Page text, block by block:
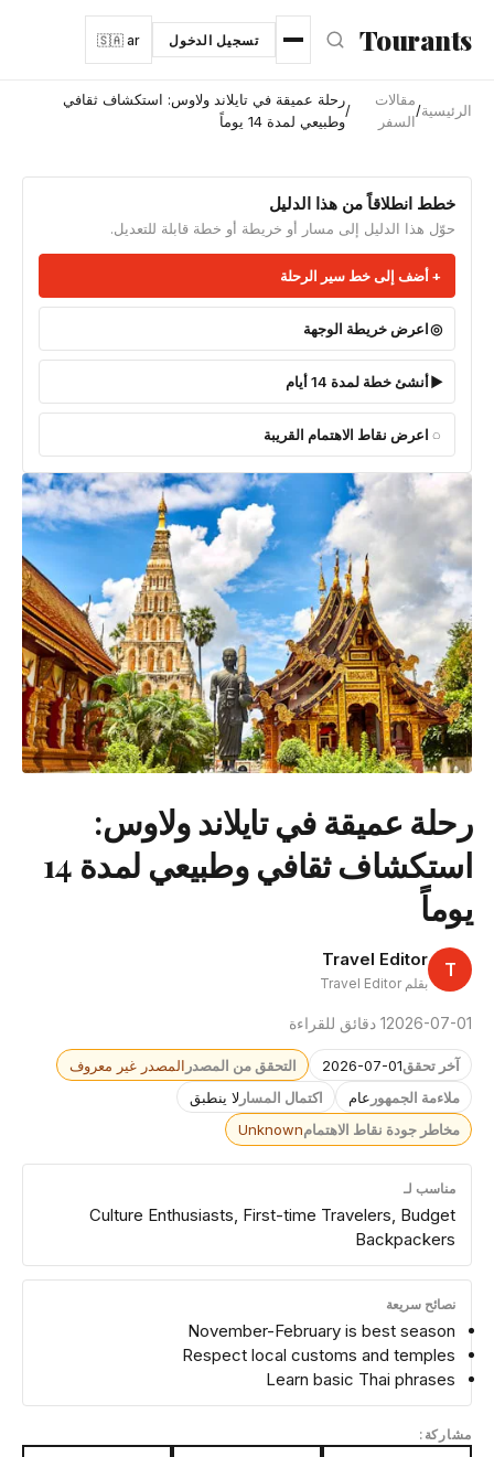
انتقل إلى المحتوى الرئيسي
Tourants تسجيل الدخول 🇸🇦 ar
الرئيسية/
مقالات
السفر
/
رحلة عميقة في تايلاند ولاوس: استكشاف ثقافي
وطبيعي لمدة 14 يوماً
خطط انطلاقاً من هذا الدليل
حوّل هذا الدليل إلى مسار أو خريطة أو خطة قابلة للتعديل.
أضف إلى خط سير الرحلة
اعرض خريطة الوجهة
أنشئ خطة لمدة 14 أيام
اعرض نقاط الاهتمام القريبة
رحلة عميقة في تايلاند ولاوس:
استكشاف ثقافي وطبيعي لمدة 14
يوماً
T
Travel Editor
بقلم Travel Editor
2026-07-011 دقائق للقراءة
آخر تحقق2026-07-01 التحقق من المصدر المصدر غير معروف
ملاءمة الجمهور عام اكتمال المسار لا ينطبق
مخاطر جودة نقاط الاهتمامUnknown
مناسب لـ
Culture Enthusiasts, First-time Travelers, Budget
Backpackers
نصائح سريعة
November-February is best season
Respect local customs and temples
Learn basic Thai phrases
مشاركة: